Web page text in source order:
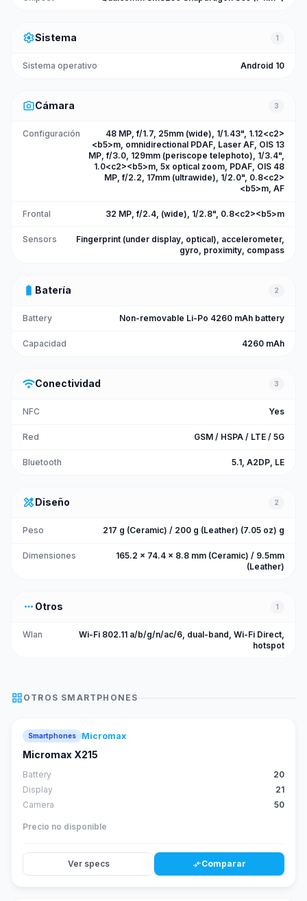
settingsSistema 1
Sistema operativo Android 10
photo_cameraCámara 3
Configuración
48 MP, f/1.7, 25mm (wide), 1/1.43", 1.12<c2>
<b5>m, omnidirectional PDAF, Laser AF, OIS 13
MP, f/3.0, 129mm (periscope telephoto), 1/3.4",
1.0<c2><b5>m, 5x optical zoom, PDAF, OIS 48
MP, f/2.2, 17mm (ultrawide), 1/2.0", 0.8<c2>
<b5>m, AF
Frontal 32 MP, f/2.4, (wide), 1/2.8", 0.8<c2><b5>m
Sensors
Fingerprint (under display, optical), accelerometer,
gyro, proximity, compass
battery_full Batería 2
Battery Non-removable Li-Po 4260 mAh battery
Capacidad 4260 mAh
wifiConectividad 3
NFC Yes
Red GSM / HSPA / LTE / 5G
Bluetooth 5.1, A2DP, LE
design_servicesDiseño 2
Peso 217 g (Ceramic) / 200 g (Leather) (7.05 oz) g
Dimensiones
165.2 x 74.4 x 8.8 mm (Ceramic) / 9.5mm
(Leather)
more_horiz Otros 1
Wlan
Wi-Fi 802.11 a/b/g/n/ac/6, dual-band, Wi-Fi Direct,
hotspot
grid_view OTROS SMARTPHONES
Smartphones Micromax
Micromax X215
Battery
20
Display
21
Camera
50
Precio no disponible
Ver specs compare_arrowsComparar